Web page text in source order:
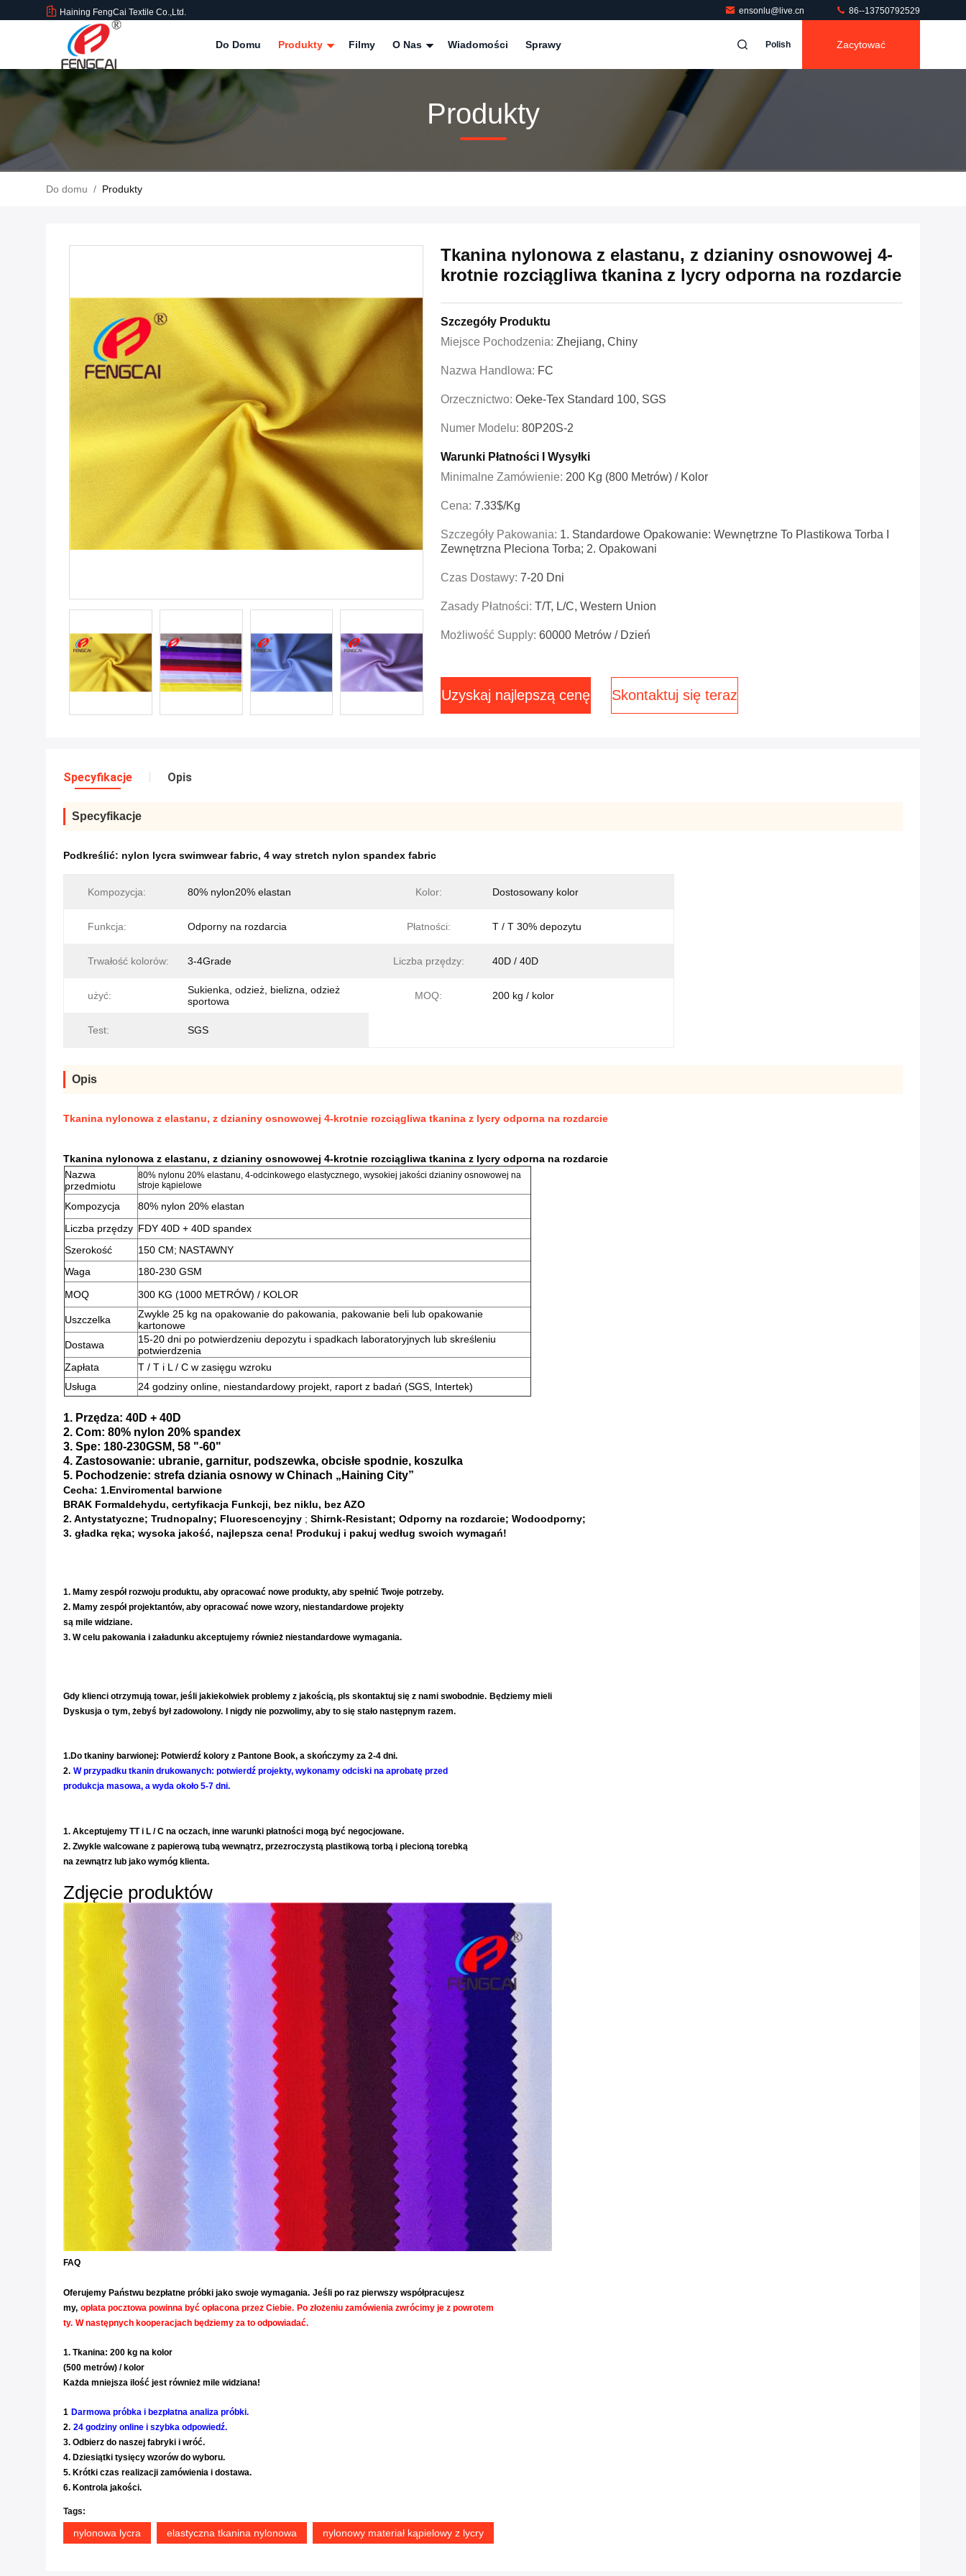
Haining FengCai Textile Co.,Ltd. ensonlu@live.cn 86--13750792529
Do Domu Produkty Filmy O Nas Wiadomości Sprawy Polish Zacytować
Produkty
Do domu / Produkty
Tkanina nylonowa z elastanu, z dzianiny osnowowej 4-
krotnie rozciągliwa tkanina z lycry odporna na rozdarcie
Szczegóły Produktu
Miejsce Pochodzenia: Zhejiang, Chiny
Nazwa Handlowa: FC
Orzecznictwo: Oeke-Tex Standard 100, SGS
Numer Modelu: 80P20S-2
Warunki Płatności I Wysyłki
Minimalne Zamówienie: 200 Kg (800 Metrów) / Kolor
Cena: 7.33$/kg
Szczegóły Pakowania: 1. Standardowe Opakowanie: Wewnętrzne To Plastikowa Torba I
Zewnętrzna Pleciona Torba; 2. Opakowani
Czas Dostawy: 7-20 Dni
Zasady Płatności: T/T, L/C, Western Union
Możliwość Supply: 60000 Metrów / Dzień
Uzyskaj najlepszą cenę Skontaktuj się teraz
Specyfikacje Opis
Specyfikacje
Podkreślić: nylon lycra swimwear fabric, 4 way stretch nylon spandex fabric
Kompozycja: 80% nylon20% elastan Kolor: Dostosowany kolor
Funkcja: Odporny na rozdarcia Płatności: T / T 30% depozytu
Trwałość kolorów: 3-4Grade Liczba przędzy: 40D / 40D
użyć:
Sukienka, odzież, bielizna, odzież
sportowa
MOQ: 200 kg / kolor
Test: SGS
Opis
Tkanina nylonowa z elastanu, z dzianiny osnowowej 4-krotnie rozciągliwa tkanina z lycry odporna na rozdarcie
Tkanina nylonowa z elastanu, z dzianiny osnowowej 4-krotnie rozciągliwa tkanina z lycry odporna na rozdarcie
Nazwa
przedmiotu
80% nylonu 20% elastanu, 4-odcinkowego elastycznego, wysokiej jakości dzianiny osnowowej na
stroje kąpielowe
Kompozycja
80% nylon 20% elastan
Liczba przędzy FDY 40D + 40D spandex
Szerokość
150 CM; NASTAWNY
Waga
180-230 GSM
MOQ
300 KG (1000 METRÓW) / KOLOR
Uszczelka
Zwykle 25 kg na opakowanie do pakowania, pakowanie beli lub opakowanie
kartonowe
Dostawa
15-20 dni po potwierdzeniu depozytu i spadkach laboratoryjnych lub skreśleniu
potwierdzenia
Zapłata
T / T i L / C w zasięgu wzroku
Usługa
24 godziny online, niestandardowy projekt, raport z badań (SGS, Intertek)
1. Przędza: 40D + 40D
2. Com: 80% nylon 20% spandex
3. Spe: 180-230GSM, 58 "-60"
4. Zastosowanie: ubranie, garnitur, podszewka, obcisłe spodnie, koszulka
5. Pochodzenie: strefa dziania osnowy w Chinach „Haining City”
Cecha: 1.Enviromental barwione
BRAK Formaldehydu, certyfikacja Funkcji, bez niklu, bez AZO
2. Antystatyczne; Trudnopalny; Fluorescencyjny ; Shirnk-Resistant; Odporny na rozdarcie; Wodoodporny;
3. gładka ręka; wysoka jakość, najlepsza cena! Produkuj i pakuj według swoich wymagań!
1. Mamy zespół rozwoju produktu, aby opracować nowe produkty, aby spełnić Twoje potrzeby.
2. Mamy zespół projektantów, aby opracować nowe wzory, niestandardowe projekty
są mile widziane.
3. W celu pakowania i załadunku akceptujemy również niestandardowe wymagania.
Gdy klienci otrzymują towar, jeśli jakiekolwiek problemy z jakością, pls skontaktuj się z nami swobodnie. Będziemy mieli
Dyskusja o tym, żebyś był zadowolony. I nigdy nie pozwolimy, aby to się stało następnym razem.
1.Do tkaniny barwionej: Potwierdź kolory z Pantone Book, a skończymy za 2-4 dni.
2. W przypadku tkanin drukowanych: potwierdź projekty, wykonamy odciski na aprobatę przed
produkcja masowa, a wyda około 5-7 dni.
1. Akceptujemy TT i L / C na oczach, inne warunki płatności mogą być negocjowane.
2. Zwykle walcowane z papierową tubą wewnątrz, przezroczystą plastikową torbą i plecioną torebką
na zewnątrz lub jako wymóg klienta.
Zdjęcie produktów
FAQ
Oferujemy Państwu bezpłatne próbki jako swoje wymagania. Jeśli po raz pierwszy współpracujesz
my, opłata pocztowa powinna być opłacona przez Ciebie. Po złożeniu zamówienia zwrócimy je z powrotem
ty. W następnych kooperacjach będziemy za to odpowiadać.
1. Tkanina: 200 kg na kolor
(500 metrów) / kolor
Każda mniejsza ilość jest również mile widziana!
1 Darmowa próbka i bezpłatna analiza próbki.
2. 24 godziny online i szybka odpowiedź.
3. Odbierz do naszej fabryki i wróć.
4. Dziesiątki tysięcy wzorów do wyboru.
5. Krótki czas realizacji zamówienia i dostawa.
6. Kontrola jakości.
Tags:
nylonowa lycra elastyczna tkanina nylonowa nylonowy materiał kąpielowy z lycry